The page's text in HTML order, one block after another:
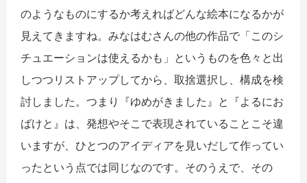
のようなものにするか考えればどんな絵本になるかが
見えてきますね。みなはむさんの他の作品で「このシ
チュエーションは使えるかも」というものを色々と出
しつつリストアップしてから、取捨選択し、構成を検
討しました。つまり『ゆめがきました』と『よるにお
ばけと』は、発想やそこで表現されていることこそ違
いますが、ひとつのアイディアを見いだして作ってい
ったという点では同じなのです。そのうえで、その